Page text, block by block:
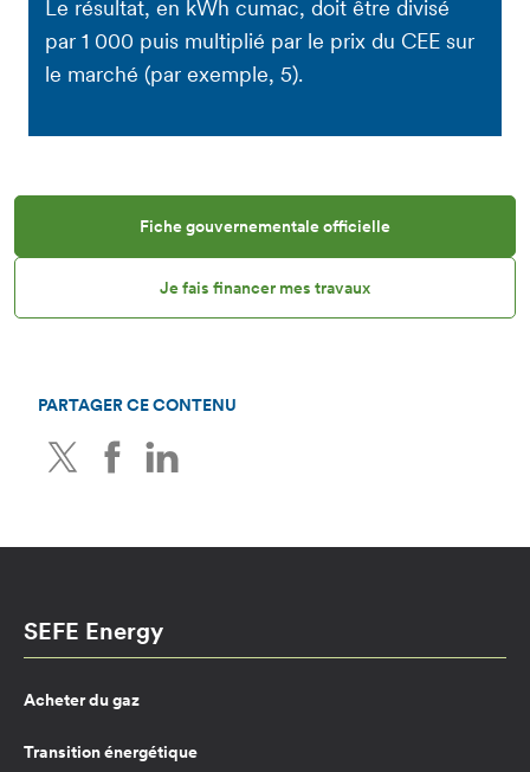
Le résultat, en kWh cumac, doit être divisé
par 1 000 puis multiplié par le prix du CEE sur
le marché (par exemple, 5).
Fiche gouvernementale officielle
Je fais financer mes travaux
PARTAGER CE CONTENU
TwitterFacebook
SEFE Energy
Acheter du gaz
Transition énergétique